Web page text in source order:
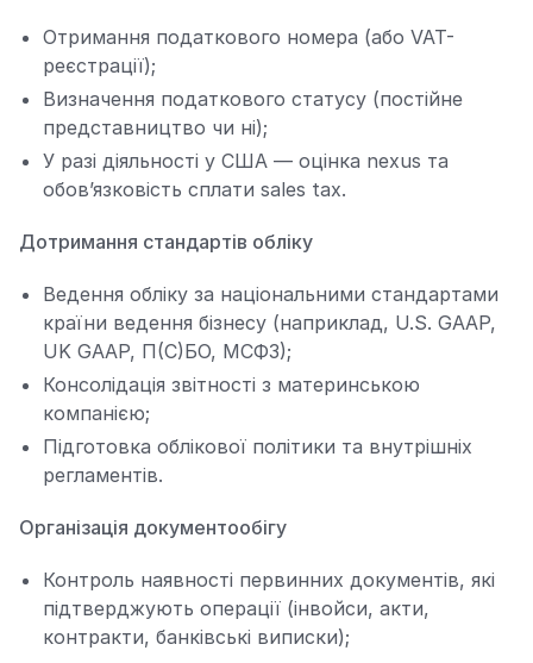
Отримання податкового номера (або VAT-
реєстрації);
Визначення податкового статусу (постійне
представництво чи ні);
У разі діяльності у США — оцінка nexus та
обов’язковість сплати sales tax.
Дотримання стандартів обліку
Ведення обліку за національними стандартами
країни ведення бізнесу (наприклад, U.S. GAAP,
UK GAAP, П(С)БО, МСФЗ);
Консолідація звітності з материнською
компанією;
Підготовка облікової політики та внутрішніх
регламентів.
Організація документообігу
Контроль наявності первинних документів, які
підтверджують операції (інвойси, акти,
контракти, банківські виписки);